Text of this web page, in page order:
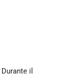
Durante il